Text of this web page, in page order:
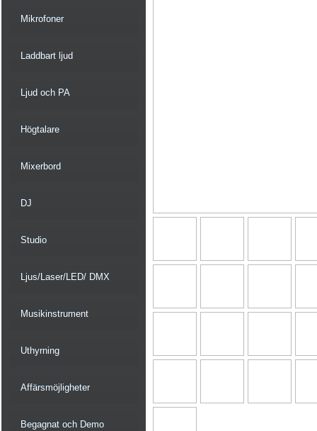
Mikrofoner
Laddbart ljud
Ljud och PA
Högtalare
Mixerbord
DJ
Studio
Ljus/Laser/LED/ DMX
Musikinstrument
Uthyrning
Affärsmöjligheter
Begagnat och Demo